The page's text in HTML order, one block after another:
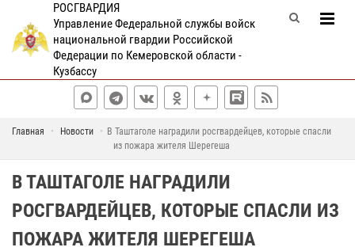
РОСГВАРДИЯ
Управление Федеральной службы войск
национальной гвардии Российской
Федерации по Кемеровской области -
Кузбассу
Главная Новости
В Таштаголе наградили росгвардейцев, которые спасли
из пожара жителя Шерегеша
В ТАШТАГОЛЕ НАГРАДИЛИ
РОСГВАРДЕЙЦЕВ, КОТОРЫЕ СПАСЛИ ИЗ
ПОЖАРА ЖИТЕЛЯ ШЕРЕГЕША